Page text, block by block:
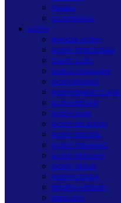
Wisata
OLAHRAGA
ACEH
BANDA ACEH
ACEH TENGGARA
GAYO LUES
SUBULUSSALAM
ACEH BARAT
ACEH BARAT DAYA
ACEH BESAR
ACEH JAYA
ACEH SELATAN
ACEH SINGKIL
ACEH TAMIANG
ACEH TENGAH
ACEH TIMUR
ACEH UTARA
BENER MERIAH
BIREUEN